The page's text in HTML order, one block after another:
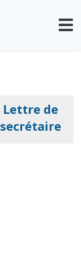
Lettre de